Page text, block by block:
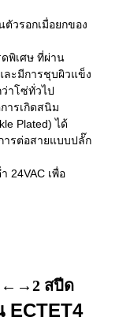
วรอกเมื่อยกของ
พิเศษ ที่ผ่าน
ะมีการชุบผิวแข็ง
าโซ่ทั่วไป
ารเกิดสนิม
Plated) ได้
ารต่อสายแบบปลั๊ก
24VAC เพื่อ
←→2 สปีด
ECTET4